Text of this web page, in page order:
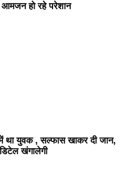
आमजन हो रहे परेशान
था युवक , सल्फास खाकर दी जान,
खंगालेगी